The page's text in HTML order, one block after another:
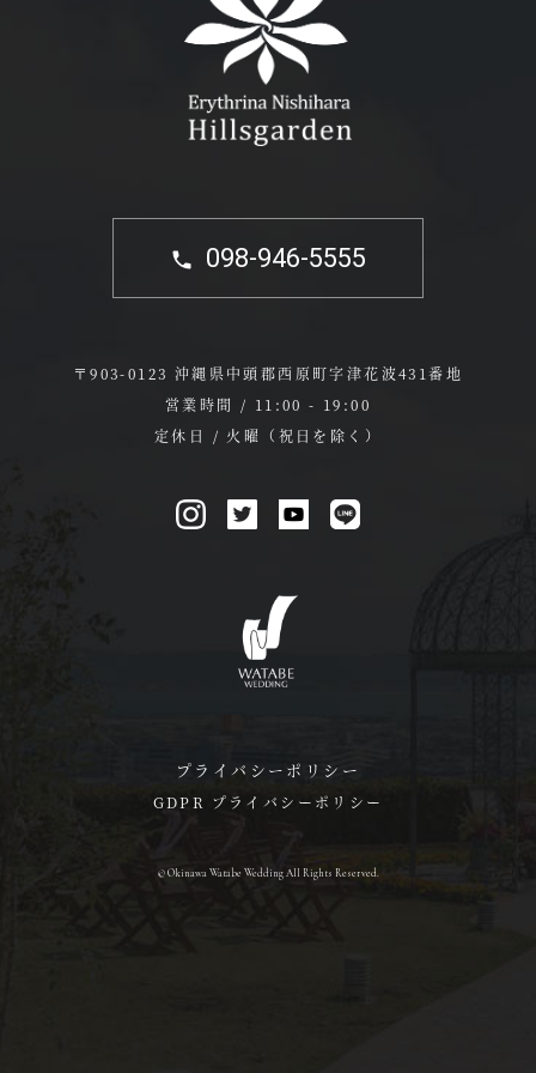
098-946-5555
〒903-0123 沖縄県中頭郡西原町字津花波431番地
営業時間 / 11:00 - 19:00
定休日 / 火曜（祝日を除く）
プライバシーポリシー
GDPR プライバシーポリシー
© Okinawa Watabe Wedding All Rights Reserved.